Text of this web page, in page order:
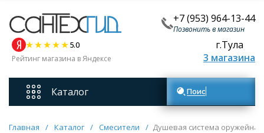
+7 (953) 964-13-44
Позвонить в магазин
5.0
Рейтинг магазина в Яндексе
г.Тула
3 магазина
Каталог
Смесители
Поиск товаров
Главная / Каталог / Смесители / Душевая система оружейная